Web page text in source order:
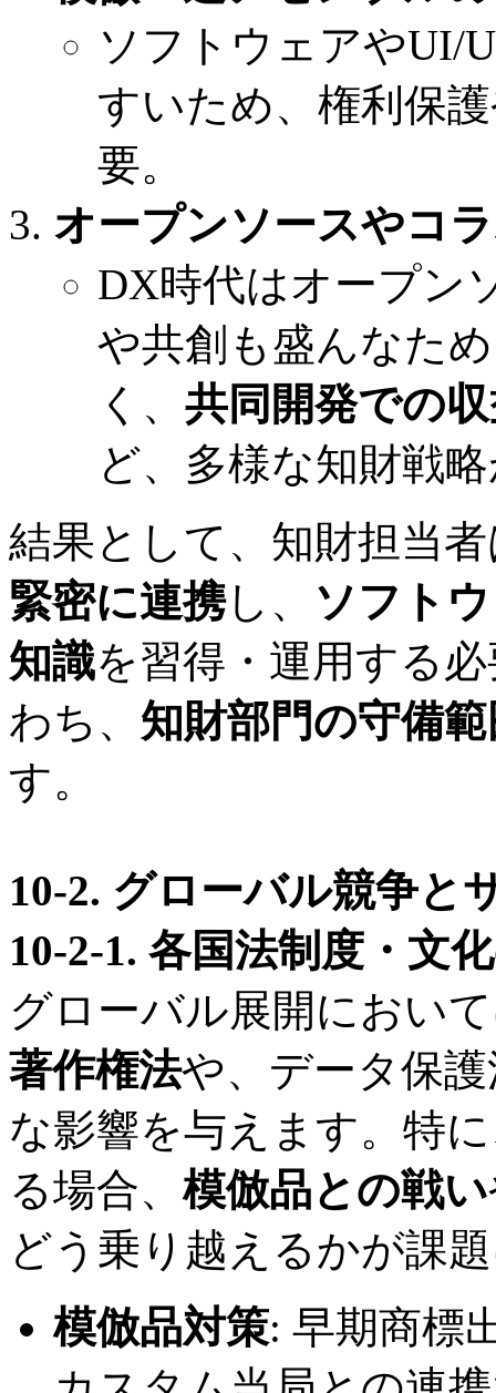
ソフトウェアやUI/
すいため、権利保
要。
オープンソースやコ
DX時代はオープン
や共創も盛んなた
く、 共同開発での
ど、多様な知財戦
結果として、知財担当
緊密に連携し、 ソフト
知識を習得・運用する
わち、 知財部門の守備
す。
10-2. グローバル競争と
10-2-1. 各国法制度・文
グローバル展開におい
著作権法や、データ保
な影響を与えます。特
る場合、模倣品との戦い
どう乗り越えるかが課
模倣品対策: 早期商標